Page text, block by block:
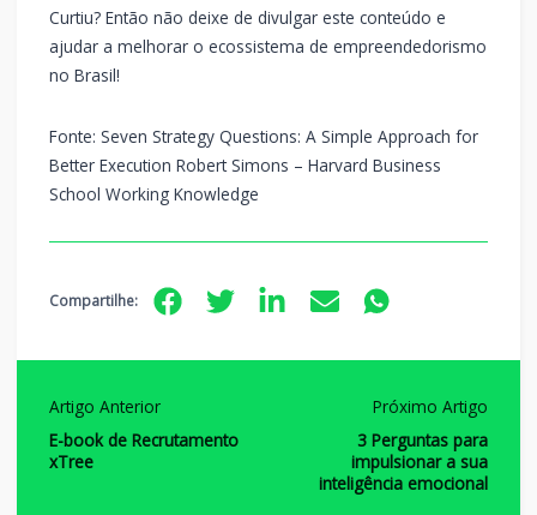
Curtiu? Então não deixe de divulgar este conteúdo e
ajudar a melhorar o ecossistema de empreendedorismo
no Brasil!
Fonte: Seven Strategy Questions: A Simple Approach for
Better Execution Robert Simons – Harvard Business
School Working Knowledge
Compartilhe:
Artigo Anterior
E-book de Recrutamento
xTree
Próximo Artigo
3 Perguntas para
impulsionar a sua
inteligência emocional